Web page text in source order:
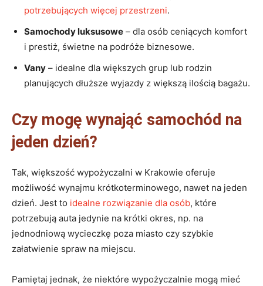
potrzebujących więcej przestrzeni.
Samochody luksusowe – dla osób ceniących komfort
i prestiż, świetne na podróże biznesowe.
Vany – idealne dla większych grup lub rodzin
planujących dłuższe wyjazdy z większą ilością bagażu.
Czy mogę wynająć samochód na
jeden dzień?
Tak, większość wypożyczalni w Krakowie oferuje
możliwość wynajmu krótkoterminowego, nawet na jeden
dzień. Jest to idealne rozwiązanie dla osób, które
potrzebują auta jedynie na krótki okres, np. na
jednodniową wycieczkę poza miasto czy szybkie
załatwienie spraw na miejscu.
Pamiętaj jednak, że niektóre wypożyczalnie mogą mieć